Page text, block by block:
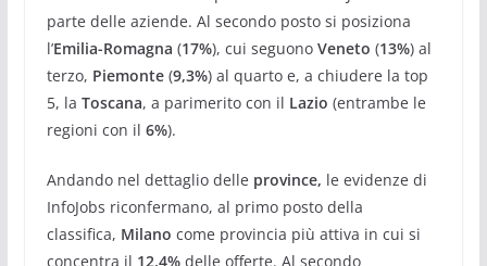
parte delle aziende. Al secondo posto si posiziona
l’Emilia-Romagna (17%), cui seguono Veneto (13%) al
terzo, Piemonte(9,3%) al quarto e, a chiudere la top
5, la Toscana, a parimerito con il Lazio (entrambe le
regioni con il 6%).
Andando nel dettaglio delle province, le evidenze di
InfoJobs riconfermano, al primo posto della
classifica, Milano come provincia più attiva in cui si
concentra il 12,4% delle offerte. Al secondo